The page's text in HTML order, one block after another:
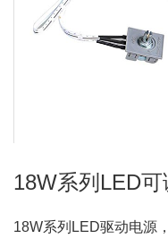
18W系列LED
18W系列LED驱动电源